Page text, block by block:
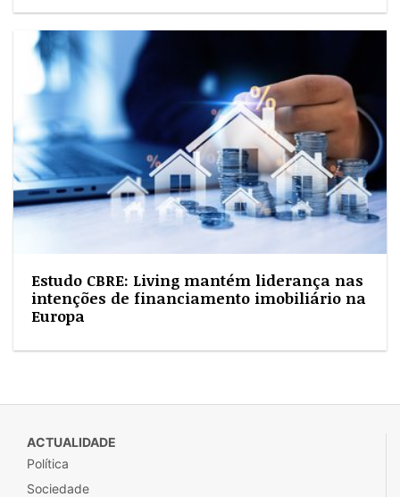
Estudo CBRE: Living mantém liderança nas
intenções de financiamento imobiliário na
Europa
ACTUALIDADE
Política
Sociedade